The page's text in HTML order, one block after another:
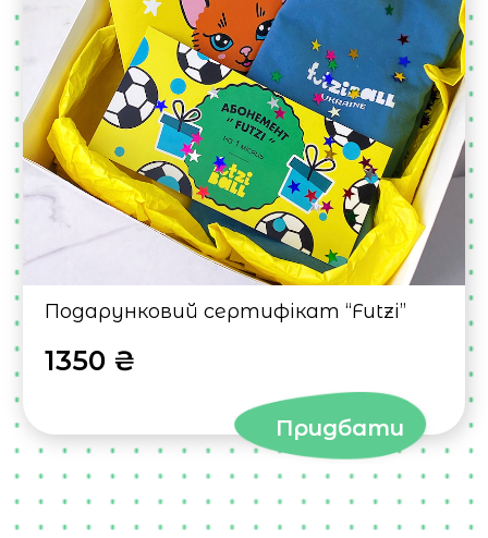
Подарунковий сертифікат “Futzi”
1350 ₴
Придбати